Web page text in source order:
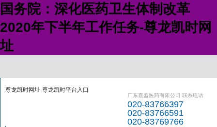
国务院：深化医药卫生体制改革
2020年下半年工作任务-尊龙凯时网
址
尊龙凯时网址-尊龙凯时平台入口
广东嘉盟医药有限公司 联系电话
020-83766397
020-83766591
020-83769766